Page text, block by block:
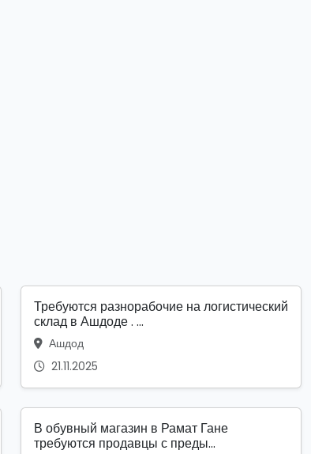
Требуются разнорабочие на логистический
склад в Ашдоде . ...
Ашдод
21.11.2025
В обувный магазин в Рамат Гане
требуются продавцы с преды...